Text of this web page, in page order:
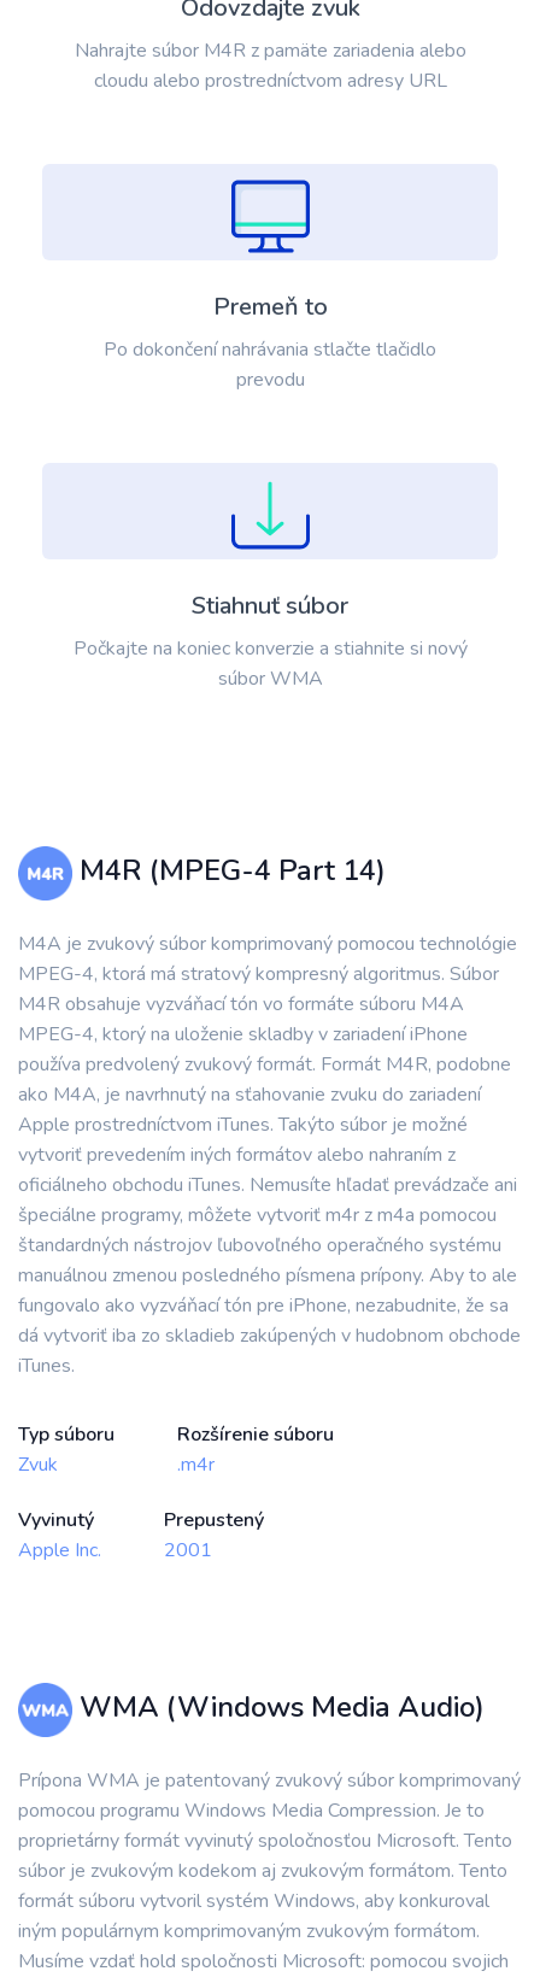
Odovzdajte zvuk
Nahrajte súbor M4R z pamäte zariadenia alebo
cloudu alebo prostredníctvom adresy URL
Premeň to
Po dokončení nahrávania stlačte tlačidlo
prevodu
Stiahnuť súbor
Počkajte na koniec konverzie a stiahnite si nový
súbor WMA
M4R (MPEG-4 Part 14)
M4A je zvukový súbor komprimovaný pomocou technológie
MPEG-4, ktorá má stratový kompresný algoritmus. Súbor
M4R obsahuje vyzváňací tón vo formáte súboru M4A
MPEG-4, ktorý na uloženie skladby v zariadení iPhone
používa predvolený zvukový formát. Formát M4R, podobne
ako M4A, je navrhnutý na sťahovanie zvuku do zariadení
Apple prostredníctvom iTunes. Takýto súbor je možné
vytvoriť prevedením iných formátov alebo nahraním z
oficiálneho obchodu iTunes. Nemusíte hľadať prevádzače ani
špeciálne programy, môžete vytvoriť m4r z m4a pomocou
štandardných nástrojov ľubovoľného operačného systému
manuálnou zmenou posledného písmena prípony. Aby to ale
fungovalo ako vyzváňací tón pre iPhone, nezabudnite, že sa
dá vytvoriť iba zo skladieb zakúpených v hudobnom obchode
iTunes.
Typ súboru
Zvuk
Rozšírenie súboru
.m4r
Vyvinutý
Apple Inc.
Prepustený
2001
WMA (Windows Media Audio)
Prípona WMA je patentovaný zvukový súbor komprimovaný
pomocou programu Windows Media Compression. Je to
proprietárny formát vyvinutý spoločnosťou Microsoft. Tento
súbor je zvukovým kodekom aj zvukovým formátom. Tento
formát súboru vytvoril systém Windows, aby konkuroval
iným populárnym komprimovaným zvukovým formátom.
Musíme vzdať hold spoločnosti Microsoft: pomocou svojich